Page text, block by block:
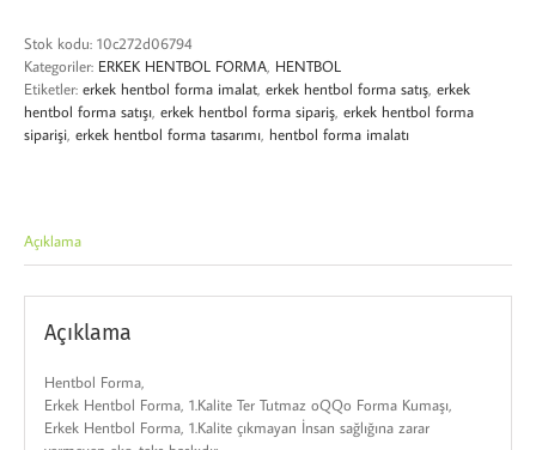
Stok kodu: 10c272d06794
Kategoriler: ERKEK HENTBOL FORMA, HENTBOL
Etiketler: erkek hentbol forma imalat, erkek hentbol forma satış, erkek
hentbol forma satışı, erkek hentbol forma sipariş, erkek hentbol forma
siparişi, erkek hentbol forma tasarımı, hentbol forma imalatı
Açıklama
Açıklama
Hentbol Forma,
Erkek Hentbol Forma, 1.Kalite Ter Tutmaz oQQo Forma Kumaşı,
Erkek Hentbol Forma, 1.Kalite çıkmayan İnsan sağlığına zarar